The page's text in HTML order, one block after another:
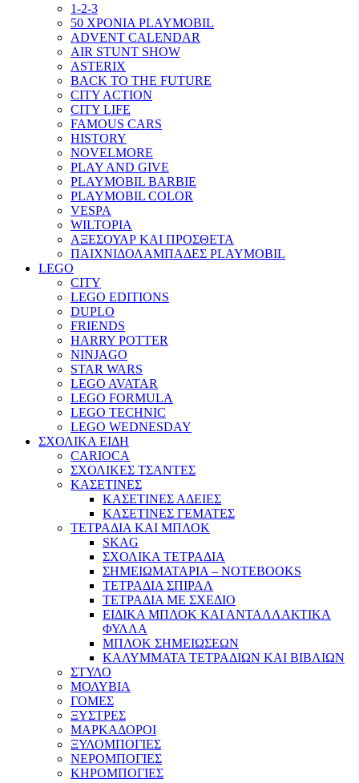
1-2-3
50 ΧΡΟΝΙΑ PLAYMOBIL
ADVENT CALENDAR
AIR STUNT SHOW
ASTERIX
BACK TO THE FUTURE
CITY ACTION
CITY LIFE
FAMOUS CARS
HISTORY
NOVELMORE
PLAY AND GIVE
PLAYMOBIL BARBIE
PLAYMOBIL COLOR
VESPA
WILTOPIA
ΑΞΕΣΟΥΑΡ ΚΑΙ ΠΡΟΣΘΕΤΑ
ΠΑΙΧΝΙΔΟΛΑΜΠΑΔΕΣ PLAYMOBIL
LEGO
CITY
LEGO EDITIONS
DUPLO
FRIENDS
HARRY POTTER
NINJAGO
STAR WARS
LEGO AVATAR
LEGO FORMULA
LEGO TECHNIC
LEGO WEDNESDAY
ΣΧΟΛΙΚΑ ΕΙΔΗ
CARIOCA
ΣΧΟΛΙΚΕΣ ΤΣΑΝΤΕΣ
ΚΑΣΕΤΙΝΕΣ
ΚΑΣΕΤΙΝΕΣ ΑΔΕΙΕΣ
ΚΑΣΕΤΙΝΕΣ ΓΕΜΑΤΕΣ
ΤΕΤΡΑΔΙΑ ΚΑΙ ΜΠΛΟΚ
SKAG
ΣΧΟΛΙΚΑ ΤΕΤΡΑΔΙΑ
ΣΗΜΕΙΩΜΑΤΑΡΙΑ – NOTEBOOKS
ΤΕΤΡΑΔΙΑ ΣΠΙΡΑΛ
ΤΕΤΡΑΔΙΑ ΜΕ ΣΧΕΔΙΟ
ΕΙΔΙΚΑ ΜΠΛΟΚ ΚΑΙ ΑΝΤΑΛΛΑΚΤΙΚΑ
ΦΥΛΛΑ
ΜΠΛΟΚ ΣΗΜΕΙΩΣΕΩΝ
ΚΑΛΥΜΜΑΤΑ ΤΕΤΡΑΔΙΩΝ ΚΑΙ ΒΙΒΛΙΩΝ
ΣΤΥΛΟ
ΜΟΛΥΒΙΑ
ΓΟΜΕΣ
ΞΥΣΤΡΕΣ
ΜΑΡΚΑΔΟΡΟΙ
ΞΥΛΟΜΠΟΓΙΕΣ
ΝΕΡΟΜΠΟΓΙΕΣ
ΚΗΡΟΜΠΟΓΙΕΣ